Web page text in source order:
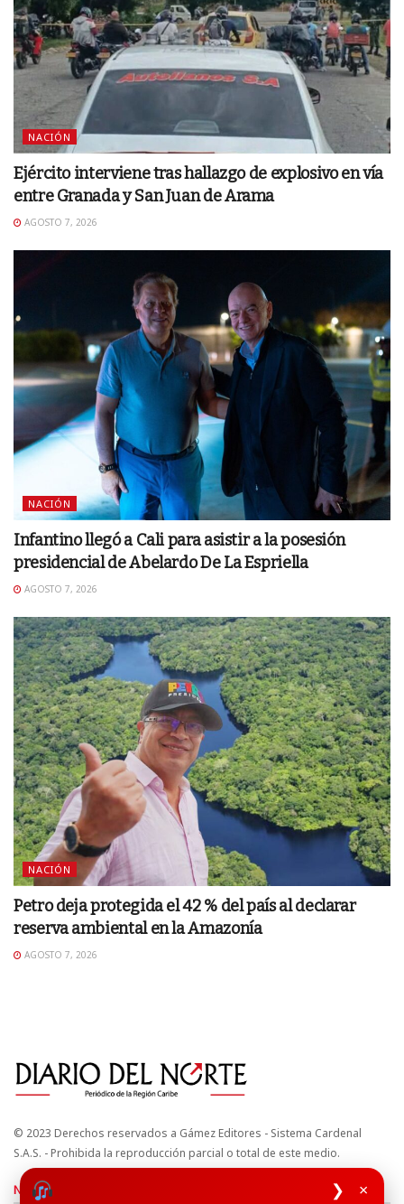
❯ ×
NACIÓN
Ejército interviene tras hallazgo de explosivo en vía
entre Granada y San Juan de Arama
AGOSTO 7, 2026
NACIÓN
Infantino llegó a Cali para asistir a la posesión
presidencial de Abelardo De La Espriella
AGOSTO 7, 2026
NACIÓN
Petro deja protegida el 42 % del país al declarar
reserva ambiental en la Amazonía
AGOSTO 7, 2026
© 2023 Derechos reservados a Gámez Editores - Sistema Cardenal
S.A.S. - Prohibida la reproducción parcial o total de este medio.
Nuestros sitios